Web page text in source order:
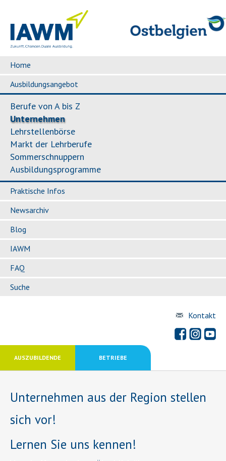
Home
Ausbildungsangebot
Berufe von A bis Z
Unternehmen
Lehrstellenbörse
Markt der Lehrberufe
Sommerschnuppern
Ausbildungsprogramme
Praktische Infos
Newsarchiv
Blog
IAWM
FAQ
Suche
Kontakt
AUSZUBILDENDE BETRIEBE
Unternehmen aus der Region stellen
sich vor!
Lernen Sie uns kennen!